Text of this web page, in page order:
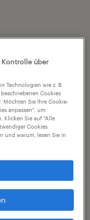
über
Technologien wie z. B.
Cookies
Möchten Sie Ihre Cookie-
anpassen", um
Klicken Sie auf "Alle
Cookies
und warum, lesen Sie in